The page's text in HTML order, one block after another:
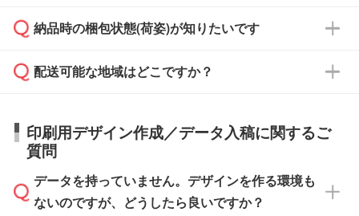
ご希望の際は担当スタッフまでお気軽にご相談
ください。
ご入金確認後、1～2営業日で出荷いたしま
タッフまでお問い合わせください。
ル」に注文予定日をご入力いただくと、おおよ
その締切日や出荷目安をご確認いただけます。
い。
応が可能かご案内いたします。
す。>>対象商品はこちら
※最短出荷日は商品によって異なります。各商
品ページにてご確認ください
ご入金確認後に在庫を確保し、注文確定のご連
はできかねますので予めご了承ください。
納品時の梱包状態(荷姿)が知りたいです
商品によって異なります。各ページにある商品
す。(白箱、化粧箱、ブリスターパックなど)
【袋入り】 商品がひとつずつ袋に入っていま
す。(透明袋、デザイン袋など)
【個包装なし】 個包装がされていない状態で
配送可能な地域はどこですか？
直接納品は行っておりませんので予めご了承く
ださい。
印刷用デザイン作成／データ入稿に関するご
質問
データを持っていません。デザインを作る環境も
ないのですが、どうしたら良いですか？